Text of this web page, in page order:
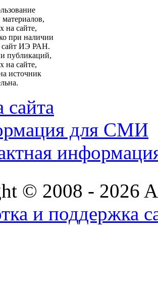
на сайте,
при наличии
сайт ИЭ РАН.
публикаций,
на сайте,
источник
сайта
для СМИ
© 2008 - 2026
и поддержка